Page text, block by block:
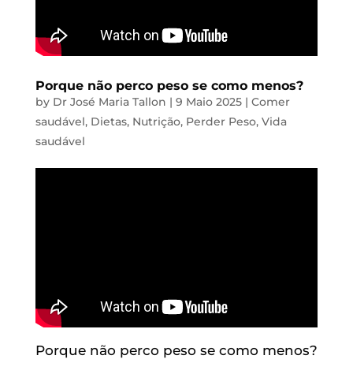
Porque não perco peso se como menos?
by Dr José Maria Tallon | 9 Maio 2025| Comer
saudável, Dietas, Nutrição, Perder Peso, Vida
saudável
Porque não perco peso se como menos?